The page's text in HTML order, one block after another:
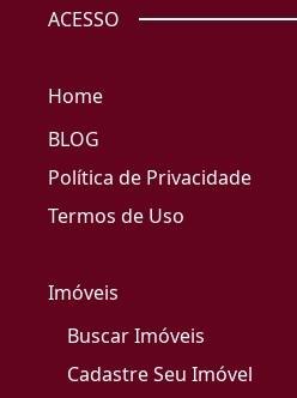
ACESSO
Home
BLOG
Política de Privacidade
Termos de Uso
Imóveis
Buscar Imóveis
Cadastre Seu Imóvel